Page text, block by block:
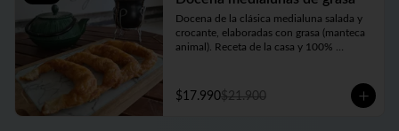
Docena de la clásica medialuna salada y
crocante, elaboradas con grasa (manteca
animal). Receta de la casa y 100%
$17.990$21.900